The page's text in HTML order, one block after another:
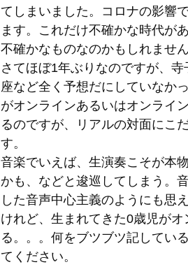
てしまいました。コロナの影響
ます。これだけ不確かな時代が
不確かなものなのかもしれませ
さてほぼ1年ぶりなのですが、
座など全く予想だにしていなか
がオンラインあるいはオンライ
るのですが、リアルの対面にこ
す。
音楽でいえば、生演奏こそが本
かも、などと逡巡してしまう。
した音声中心主義のようにも思
けれど、生まれてきた0歳児が
る。。。何をブツブツ記してい
てください。